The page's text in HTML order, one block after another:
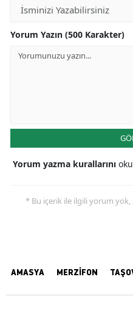
Yorum Yazın (500 Karakter)
Yorum yazma kurallarını
* Bu içerik ile ilgili yorum yok,
AMASYA MERZİFON